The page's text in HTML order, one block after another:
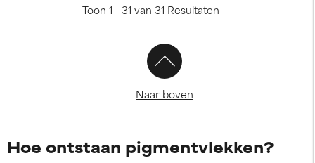
Toon 1 - 31 van 31 Resultaten
Naar boven
Hoe ontstaan pigmentvlekken?